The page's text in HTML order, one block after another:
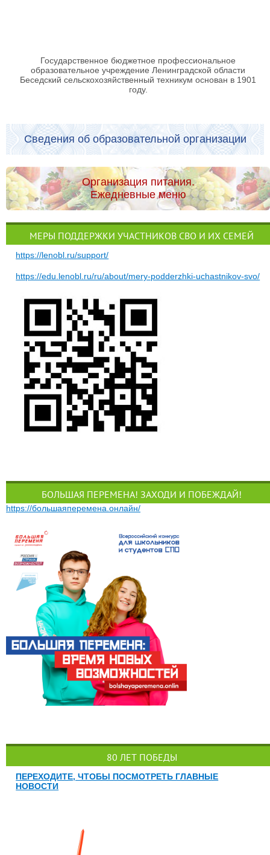
Государственное бюджетное профессиональное
образовательное учреждение Ленинградской области
Беседский сельскохозяйственный техникум основан в 1901
году.
Сведения об образовательной организации
Организация питания.
Ежедневные меню
МЕРЫ ПОДДЕРЖКИ УЧАСТНИКОВ СВО И ИХ СЕМЕЙ
https://lenobl.ru/support/
https://edu.lenobl.ru/ru/about/mery-podderzhki-uchastnikov-svo/
БОЛЬШАЯ ПЕРЕМЕНА! ЗАХОДИ И ПОБЕЖДАЙ!
https://большаяперемена.онлайн/
80 ЛЕТ ПОБЕДЫ
ПЕРЕХОДИТЕ, ЧТОБЫ ПОСМОТРЕТЬ ГЛАВНЫЕ
НОВОСТИ